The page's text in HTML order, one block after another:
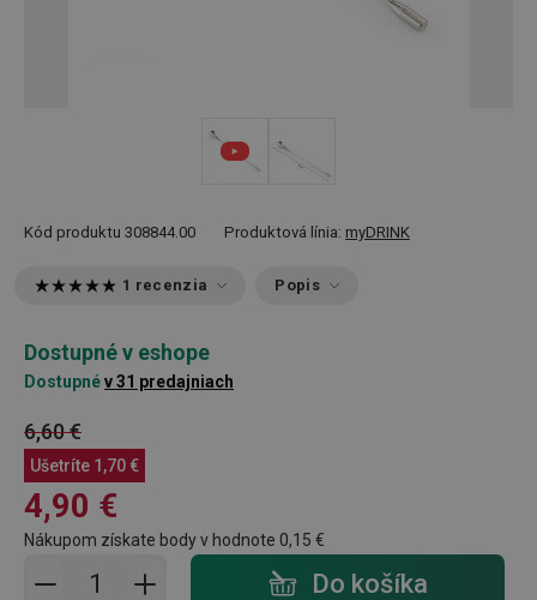
Kód produktu 308844.00 Produktová línia: myDRINK
1 recenzia Popis
Dostupné v eshope
Dostupnév 31 predajniach
6,60 €
Ušetríte 1,70 €
4,90 €
Nákupom získate body v hodnote 0,15 €
Pridať do košíka - počet Do košíka